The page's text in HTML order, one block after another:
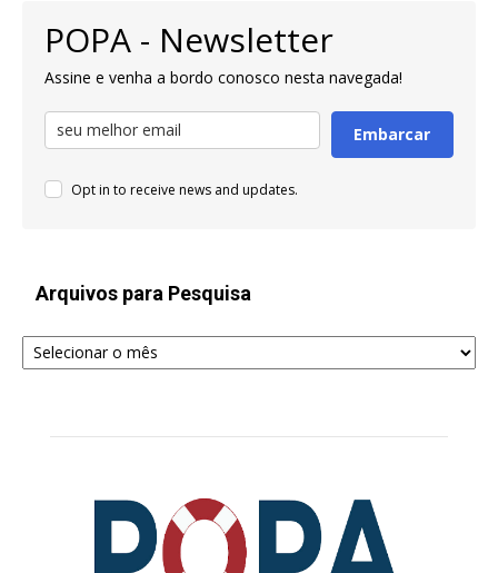
POPA - Newsletter
Assine e venha a bordo conosco nesta navegada!
Embarcar
Opt in to receive news and updates.
Arquivos para Pesquisa
Arquivos
para